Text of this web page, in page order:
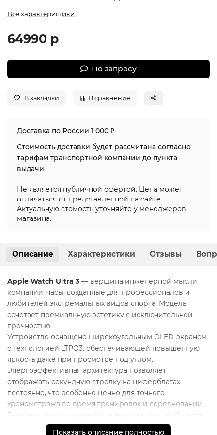
Все характеристики
64990 р
По запросу
В закладки В сравнение
Доставка по России 1 000 ₽
Стоимость доставки будет рассчитана согласно
тарифам транспортной компании до пункта
выдачи
Не является публичной офертой. Цена может
отличаться от представленной на сайте.
Актуальную стомость уточняйте у менеджеров
магазина.
Описание Характеристики Отзывы
Apple Watch Ultra 3 — вершина инженерной мысли
компании, часы, созданные для профессионалов и
любителей экстремальных видов спорта. Модель
сочетает премиальную эстетику с исключительной
прочностью.
Устройство оснащено широкоугольным OLED-экраном
с технологией LTPO3, обеспечивающей повышенную
яркость даже при просмотре под углом.
Энергоэффективная архитектура позволяет
отображать секундную стрелку на циферблатах
постоянно, что особенно ценно для точного
хронометража во время тренировок и соревнований.
Батарея нового поколения предоставляет до 42 часов
работы в нормальном режиме и до 72 часов в режиме
Показать описание полностью